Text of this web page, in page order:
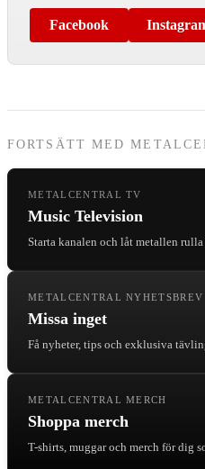
Facebook
FORTSÄTT MED
METALCENTRAL TV
Music Television
Starta kanalen och låt metallen rulla
METALCENTRAL NYHETSBREV
Missa inget
Få nyheter, tips och exklusiva
METALCENTRAL MERCH
Shoppa merch
T-shirts, muggar och merch för dig